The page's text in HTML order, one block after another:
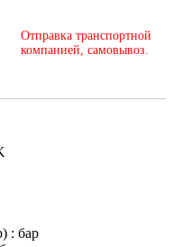
Отправка транспортной
компанией, самовывоз.
: бар